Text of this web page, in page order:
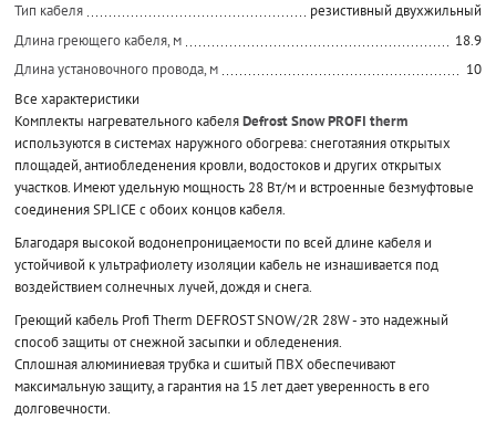
Тип кабеля
резистивный двухжильный
Длина греющего кабеля, м
18.9
Длина установочного провода, м
10
Все характеристики
Комплекты нагревательного кабеляDefrost Snow PROFI therm
используются в системах наружного обогрева: снеготаяния открытых
площадей, антиобледенения кровли, водостоков и других открытых
участков. Имеют удельную мощность 28 Вт/м и встроенные безмуфтовые
соединения SPLICE с обоих концов кабеля.
Благодаря высокой водонепроницаемости по всей длине кабеля и
устойчивой к ультрафиолету изоляции кабель не изнашивается под
воздействием солнечных лучей, дождя и снега.
Греющий кабель Profi Therm DEFROST SNOW/2R 28W - это надежный
способ защиты от снежной засыпки и обледенения.
Сплошная алюминиевая трубка и сшитый ПВХ обеспечивают
максимальную защиту, а гарантия на 15 лет дает уверенность в его
долговечности.